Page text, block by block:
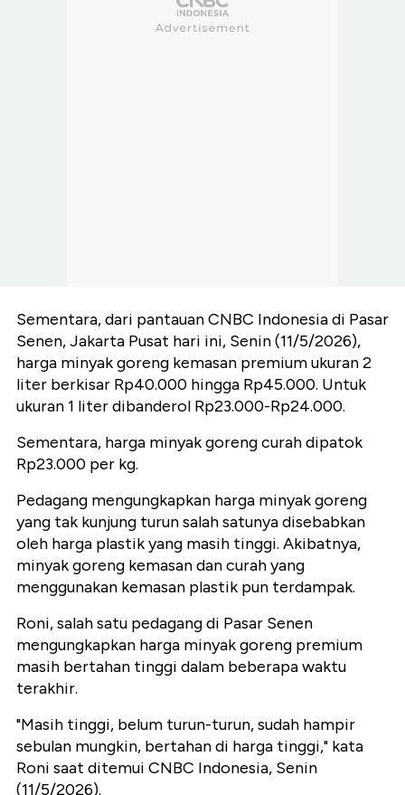
Sementara, dari pantauan CNBC Indonesia di Pasar
Senen, Jakarta Pusat hari ini, Senin (11/5/2026),
harga minyak goreng kemasan premium ukuran 2
liter berkisar Rp40.000 hingga Rp45.000. Untuk
ukuran 1 liter dibanderol Rp23.000-Rp24.000.
Sementara, harga minyak goreng curah dipatok
Rp23.000 per kg.
Pedagang mengungkapkan harga minyak goreng
yang tak kunjung turun salah satunya disebabkan
oleh harga plastik yang masih tinggi. Akibatnya,
minyak goreng kemasan dan curah yang
menggunakan kemasan plastik pun terdampak.
Roni, salah satu pedagang di Pasar Senen
mengungkapkan harga minyak goreng premium
masih bertahan tinggi dalam beberapa waktu
terakhir.
"Masih tinggi, belum turun-turun, sudah hampir
sebulan mungkin, bertahan di harga tinggi," kata
Roni saat ditemui CNBC Indonesia, Senin
(11/5/2026).